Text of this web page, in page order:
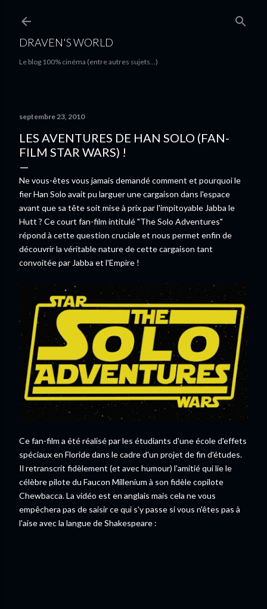
Accéder au contenu principal
DRAVEN'S WORLD
Le blog 100% cinéma (entre autres sujets...)
septembre 23, 2010
LES AVENTURES DE HAN SOLO (FAN-
FILM STAR WARS) !
Ne vous-êtes vous jamais demandé comment et pourquoi le
fier Han Solo avait pu larguer une cargaison dans l'espace
avant que sa tête soit mise à prix par l'impitoyable Jabba le
Hutt ? Ce court fan-film intitulé "The Solo Adventures"
répond à cette question cruciale et nous permet enfin de
découvrir la véritable nature de cette cargaison tant
convoitée par Jabba et l'Empire !
Ce fan-film a été réalisé par les étudiants d'une école d'effets
spéciaux en Floride dans le cadre d'un projet de fin d'études.
Il retranscrit fidèlement (et avec humour) l'amitié qui lie le
célèbre pilote du Faucon Millenium à son fidèle copilote
Chewbacca. La vidéo est en anglais mais cela ne vous
empêchera pas de saisir ce qui s'y passe si vous n'êtes pas à
l'aise avec la langue de Shakespeare :